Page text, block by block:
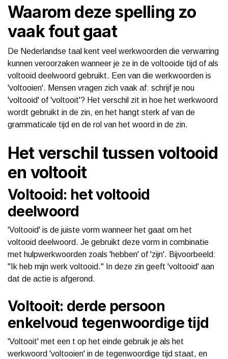
Waarom deze spelling zo
vaak fout gaat
De Nederlandse taal kent veel werkwoorden die verwarring
kunnen veroorzaken wanneer je ze in de voltooide tijd of als
voltooid deelwoord gebruikt. Een van die werkwoorden is
'voltooien'. Mensen vragen zich vaak af: schrijf je nou
'voltooid' of 'voltooit'? Het verschil zit in hoe het werkwoord
wordt gebruikt in de zin, en het hangt sterk af van de
grammaticale tijd en de rol van het woord in de zin.
Het verschil tussen voltooid
en voltooit
Voltooid: het voltooid
deelwoord
'Voltooid' is de juiste vorm wanneer het gaat om het
voltooid deelwoord. Je gebruikt deze vorm in combinatie
met hulpwerkwoorden zoals 'hebben' of 'zijn'. Bijvoorbeeld:
"Ik heb mijn werk voltooid." In deze zin geeft 'voltooid' aan
dat de actie is afgerond.
Voltooit: derde persoon
enkelvoud tegenwoordige tijd
'Voltooit' met een t op het einde gebruik je als het
werkwoord 'voltooien' in de tegenwoordige tijd staat, en